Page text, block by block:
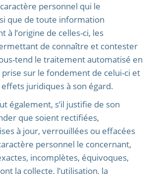
personnel qui le
que de toute information
à l’origine de celles-ci, les
de connaître et contester
tend le traitement automatisé en
prise sur le fondement de celui-ci et
juridiques à son égard.
également, s’il justifie de son
que soient rectifiées,
à jour, verrouillées ou effacées
personnel le concernant,
incomplètes, équivoques,
la collecte, l’utilisation, la